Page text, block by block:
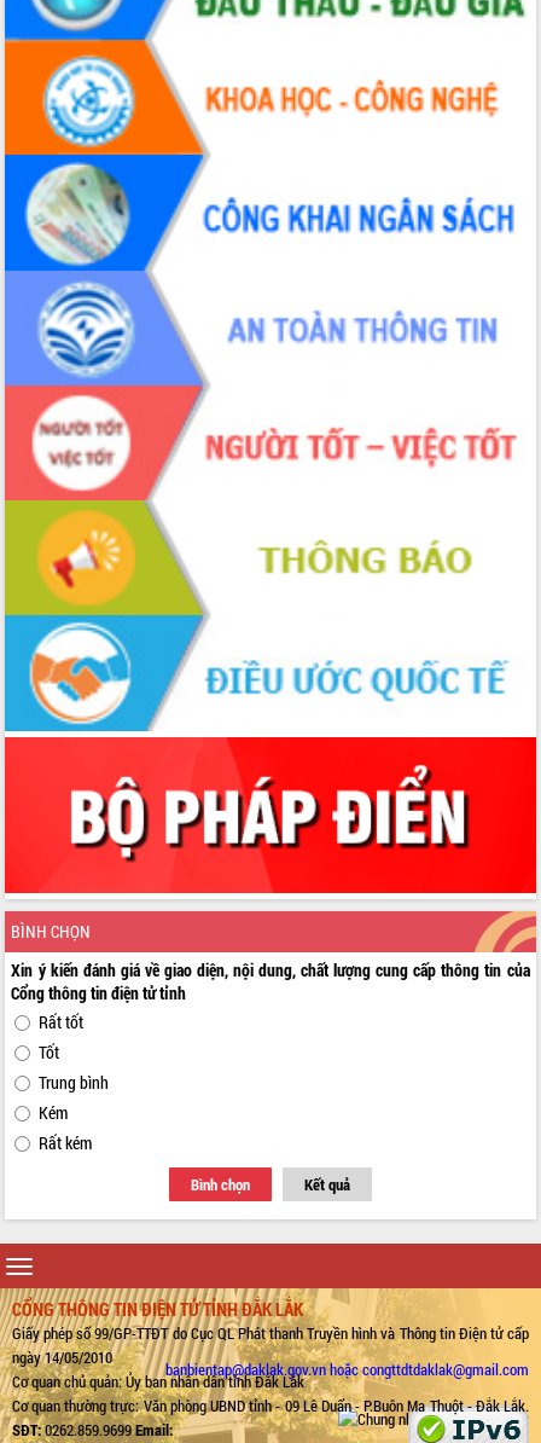
BÌNH CHỌN
Xin ý kiến đánh giá về giao diện, nội dung, chất lượng cung cấp thông tin của
Cổng thông tin điện tử tỉnh
Rất tốt
Tốt
Trung bình
Kém
Rất kém
Bình chọn Kết quả
Toggle
navigation
CỔNG THÔNG TIN ĐIỆN TỬ TỈNH ĐẮK LẮK
Giấy phép số 99/GP-TTĐT do Cục QL Phát thanh Truyền hình và Thông tin Điện tử cấp
ngày 14/05/2010
Cơ quan chủ quản: Ủy ban nhân dân tỉnh Đắk Lắk
Cơ quan thường trực: Văn phòng UBND tỉnh - 09 Lê Duẩn - P.Buôn Ma Thuột - Đắk Lắk.
SĐT:0262.859.9699Email:
banbientap@daklak.gov.vn hoặc congttdtdaklak@gmail.com